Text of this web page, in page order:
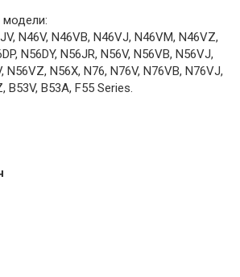
N46V, N46VB, N46VJ, N46VM, N46VZ,
N56DY, N56JR, N56V, N56VB, N56VJ,
N56VZ, N56X, N76, N76V, N76VB, N76VJ,
B53V, B53A, F55 Series.